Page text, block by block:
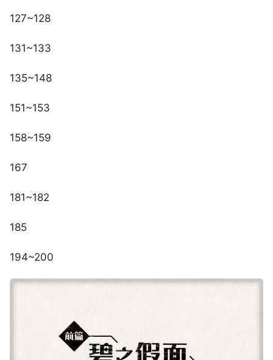
127~128
131~133
135~148
151~153
158~159
167
181~182
185
194~200